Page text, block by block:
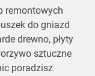
remontowych
do gniazd
drewno, płyty
sztuczne
poradzisz